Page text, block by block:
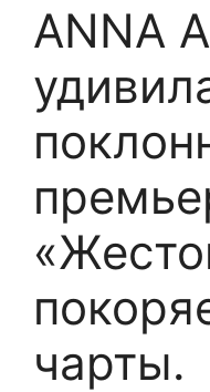
ANNA
чарты.